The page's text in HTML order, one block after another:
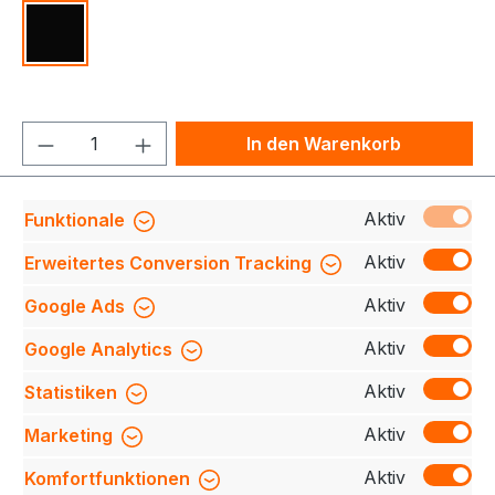
Produkt Anzahl: Gib denIn den Warenkorb
Produktnummer: 709140-0044-900-OneSize
Beschreibung
Halten Sie sich warm und stilvoll
mit unserer Strickmütze. Das Innentirnband aus
Fleece bietet zusätzlichen Komfort und Wärm…
Mehr
Bewertungen
Funktionale
Aktiv
Erweitertes Conversion Tracking
Aktiv
Google Ads
Aktiv
Google Analytics
Aktiv
Statistiken
Aktiv
Marketing
Aktiv
Komfortfunktionen
Aktiv